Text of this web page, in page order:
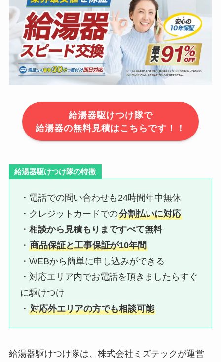
給湯器駆けつけ隊で
給湯器の無料見積はこちらです！！
給湯器駆けつけ隊の特徴
・電話での問い合わせも24時間年中無休
・クレジットカードでの分割払いに対応
・相談から見積もりまですべて無料
・商品保証と工事保証が10年間
・WEBから簡単に申し込みができる
・対応エリア内でお電話を頂きましたらすぐ
に駆けつけ
・対応外エリアの方でも相談可能
給湯器駆けつけ隊は、株式会社ミズテックが運営